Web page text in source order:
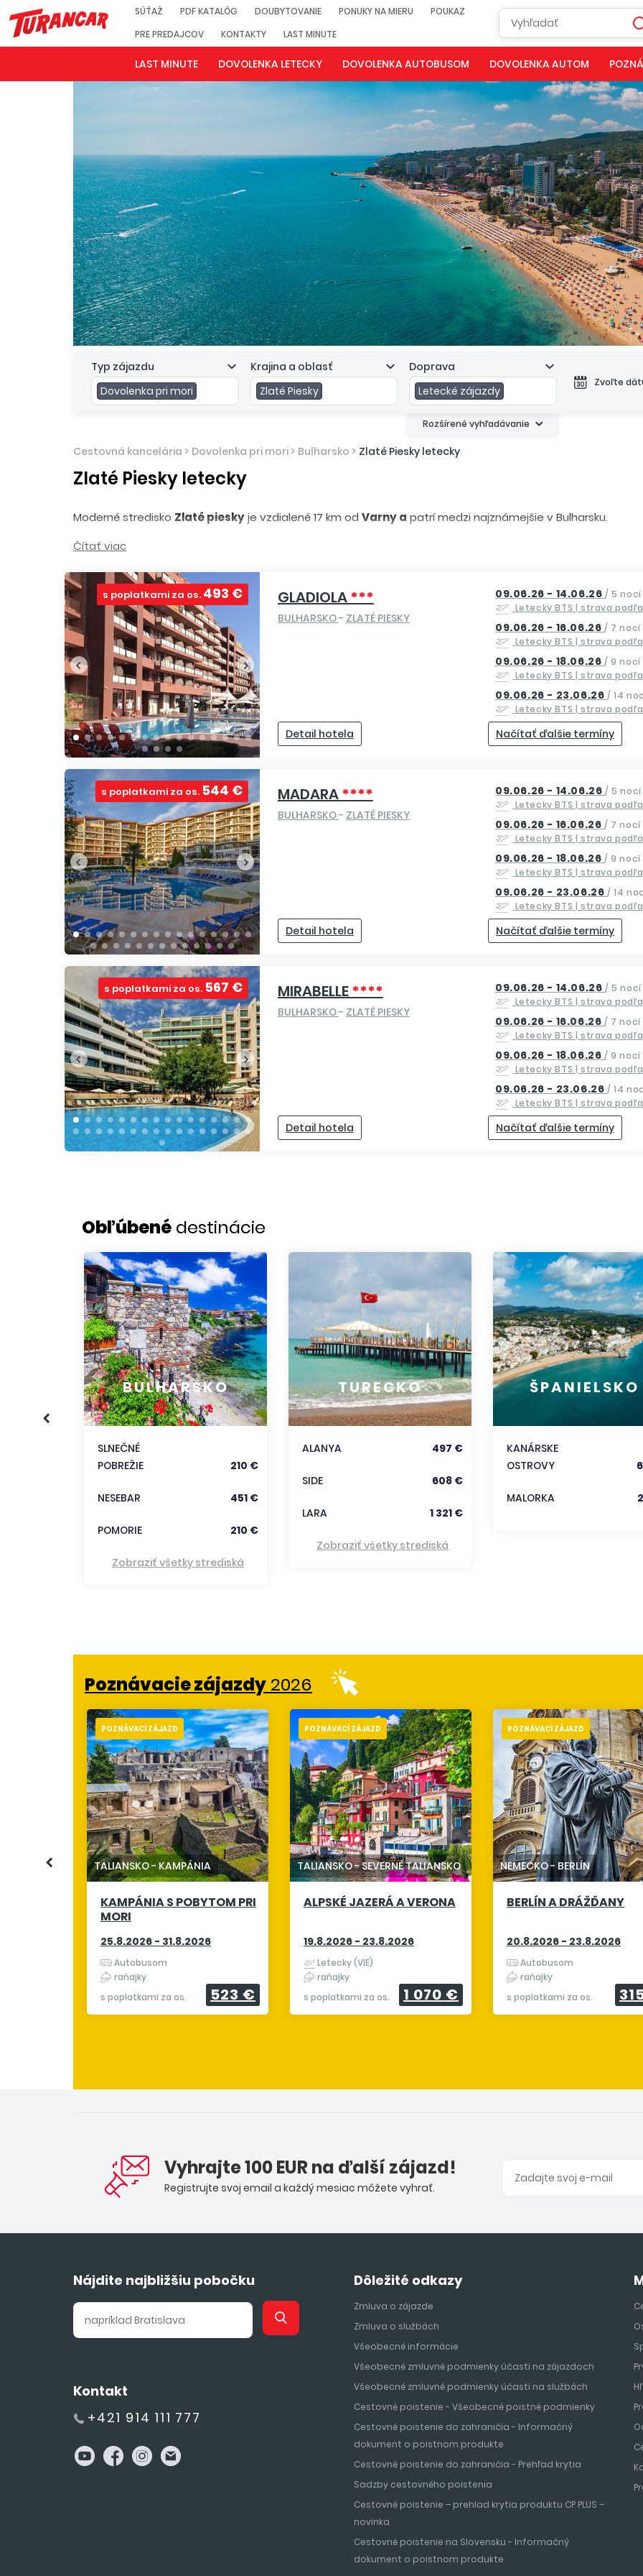
SÚŤAŽ PDF KATALÓG DOUBYTOVANIE PONUKY NA MIERU
POUKAZ
PRE PREDAJCOV
KONTAKTY LAST MINUTE
LAST MINUTE DOVOLENKA LETECKY DOVOLENKA AUTOBUSOM DOVOLENKA AUTOM
Rozšírené vyhľadávanie
Typ zájazdu
Dovolenka pri mori
Krajina a oblasť
Zlaté Piesky
Doprava
Letecké zájazdy
Zvoľte
Cestovná kancelária > Dovolenka pri mori > Bulharsko > Zlaté Piesky letecky
Zlaté Piesky letecky
Moderné stredisko Zlaté pieskyje vzdialené 17 km od Varny a patrí medzi najznámejšie v Bulharsku.
Môže sa popýšiť vybudovanou infraštruktúrou, výbornou kvalitou a rozsahom služieb i dostatkom zábavy.
kvetinovými záhonmi.
V centre strediska sa nachádza zábavný park s miniatúrami svetových atraktivít, ako napr. Eiffelova
stredisku zabezpečuje turistický vláčik.
Transfer z letiskaneďaleko Varny trvá asi 45 minút.
Čítať viac
GLADIOLA***
BULHARSKO- ZLATÉ PIESKY
s poplatkami za os. 493 €
Detail hotela
09.06.26 - 14.06.26 / 5 nocí
Letecky BTS | strava
09.06.26 - 16.06.26 / 7 nocí
Letecky BTS | strava
09.06.26 - 18.06.26 / 9 nocí
Letecky BTS | strava
09.06.26 - 23.06.26 / 14
Letecky BTS | strava
Načítať ďalšie termíny
MADARA****
BULHARSKO- ZLATÉ PIESKY
s poplatkami za os. 544 €
Detail hotela
09.06.26 - 14.06.26 / 5 nocí
Letecky BTS | strava
09.06.26 - 16.06.26 / 7 nocí
Letecky BTS | strava
09.06.26 - 18.06.26 / 9 nocí
Letecky BTS | strava
09.06.26 - 23.06.26 / 14
Letecky BTS | strava
Načítať ďalšie termíny
MIRABELLE****
BULHARSKO- ZLATÉ PIESKY
s poplatkami za os. 567 €
Detail hotela
09.06.26 - 14.06.26 / 5 nocí
Letecky BTS | strava
09.06.26 - 16.06.26 / 7 nocí
Letecky BTS | strava
09.06.26 - 18.06.26 / 9 nocí
Letecky BTS | strava
09.06.26 - 23.06.26 / 14
Letecky BTS | strava
Načítať ďalšie termíny
Obľúbené destinácie
BULHARSKO
SLNEČNÉ
POBREŽIE
210 €
NESEBAR 451 €
POMORIE 210 €
Zobraziť všetky strediská
TURECKO
ALANYA 497 €
SIDE 608 €
LARA 1 321 €
Zobraziť všetky strediská
ŠPANIELSKO
KANÁRSKE
OSTROVY
MALORKA
Poznávacie zájazdy 2026
POZNÁVACÍ ZÁJAZD
TALIANSKO-KAMPÁNIA
KAMPÁNIA S POBYTOM PRI
MORI
25.8.2026 - 31.8.2026
Autobusom
raňajky
s poplatkami za os.
523 €
POZNÁVACÍ ZÁJAZD
TALIANSKO-SEVERNÉ TALIANSKO
ALPSKÉ JAZERÁ A VERONA
19.8.2026 - 23.8.2026
Letecky (VIE)
raňajky
s poplatkami za os.
1 070 €
POZNÁVACÍ ZÁJAZD
NEMECKO-BERLÍN
BERLÍN A DRÁŽĎANY
20.8.2026 - 23.8.2026
Autobusom
raňajky
s poplatkami za os.
Vyhrajte 100 EUR na ďalší zájazd!
Registrujte svoj email a každý mesiac môžete vyhrať.
Nájdite najbližšiu pobočku
Kontakt
+421 914 111 777
Dôležité odkazy
Zmluva o zájazde
Zmluva o službách
Všeobecné informácie
Všeobecné zmluvné podmienky účasti na zájazdoch
Všeobecné zmluvné podmienky účasti na službách
Cestovné poistenie - Všeobecné poistné podmienky
Cestovné poistenie do zahraničia - Informačný
dokument o poistnom produkte
Cestovné poistenie do zahraničia - Prehľad krytia
Sadzby cestovného poistenia
Cestovné poistenie – prehlad krytia produktu CP PLUS –
novinka
Cestovné poistenie na Slovensku - Informačný
dokument o poistnom produkte